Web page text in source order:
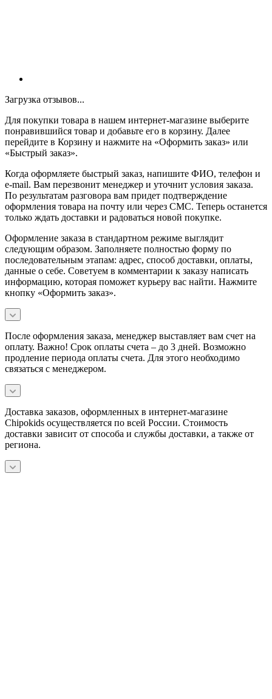
Загрузка отзывов...
Для покупки товара в нашем интернет-магазине выберите
понравившийся товар и добавьте его в корзину. Далее
перейдите в Корзину и нажмите на «Оформить заказ» или
«Быстрый заказ».
Когда оформляете быстрый заказ, напишите ФИО, телефон и
e-mail. Вам перезвонит менеджер и уточнит условия заказа.
По результатам разговора вам придет подтверждение
оформления товара на почту или через СМС. Теперь останется
только ждать доставки и радоваться новой покупке.
Оформление заказа в стандартном режиме выглядит
следующим образом. Заполняете полностью форму по
последовательным этапам: адрес, способ доставки, оплаты,
данные о себе. Советуем в комментарии к заказу написать
информацию, которая поможет курьеру вас найти. Нажмите
кнопку «Оформить заказ».
После оформления заказа, менеджер выставляет вам счет на
оплату. Важно! Срок оплаты счета – до 3 дней. Возможно
продление периода оплаты счета. Для этого необходимо
связаться с менеджером.
Доставка заказов, оформленных в интернет-магазине
Chipokids осуществляется по всей России. Стоимость
доставки зависит от способа и службы доставки, а также от
региона.